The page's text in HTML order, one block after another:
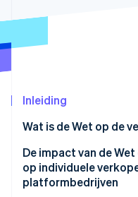
CO₂-verwijdering
Stripe
Ontdek
Nu
Inleiding
Wat is de Wet op de
De impact van de
op individuele
platformbedrijven